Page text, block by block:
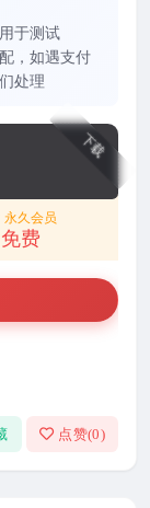
于测试
，如遇支付
处理
下载
永久会员
免费
点赞(0)